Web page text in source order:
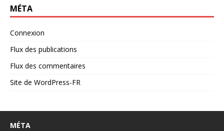
MÉTA
Connexion
Flux des publications
Flux des commentaires
Site de WordPress-FR
MÉTA